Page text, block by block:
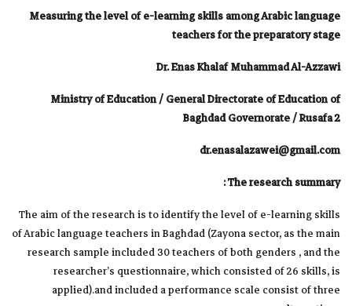
Measuring the level of e-learning skills among Arabic language
teachers for the preparatory stage
Dr. Enas Khalaf Muhammad Al-Azzawi
Ministry of Education / General Directorate of Education of
Baghdad Governorate / Rusafa 2
dr.enasalazawei@gmail.com
The research summary :
The aim of the research is to identify the level of e-learning skills
of Arabic language teachers in Baghdad (Zayona sector, as the main
research sample included 30 teachers of both genders , and the
researcher’s questionnaire, which consisted of 26 skills, is
applied).and included a performance scale consist of three